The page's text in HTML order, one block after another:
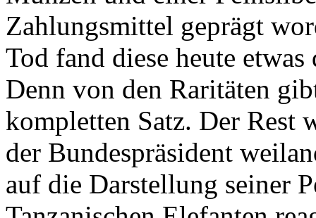
Zahlungsmittel geprägt
Tod fand diese heute
Denn von den Raritäten
kompletten Satz. Der Rest
der Bundespräsident
auf die Darstellung seiner